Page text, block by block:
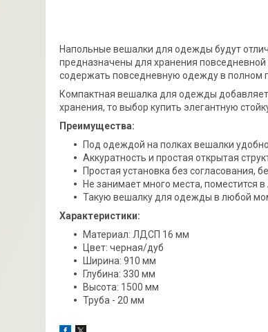
Напольные вешалки для одежды будут
предназначены для хранения
содержать повседневную одежду в полном
Компактная вешалка для одежды
хранения, то выбор купить элегантную
Преимущества:
Под одеждой на полках вешалки
Аккуратность и простая открытая
Простая установка без согласования,
Не занимает много места, поместится
Такую вешалку для одежды в любой
Характеристики:
Материал: ЛДСП 16 мм
Цвет: черная/дуб
Ширина: 910 мм
Глубина: 330 мм
Высота: 1500 мм
Труба - 20 мм